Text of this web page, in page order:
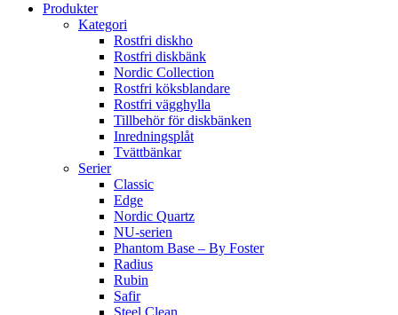
Produkter
Kategori
Rostfri diskho
Rostfri diskbänk
Nordic Collection
Rostfri köksblandare
Rostfri vägghylla
Tillbehör för diskbänken
Inredningsplåt
Tvättbänkar
Serier
Classic
Edge
Nordic Quartz
NU-serien
Phantom Base – By Foster
Radius
Rubin
Safir
Steel Clean